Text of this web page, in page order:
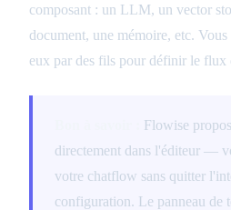
composant : un LLM, un vector
document, une mémoire, etc.
eux par des fils pour définir le flux
Flowise
directement dans l'éditeur —
votre chatflow sans quitter
configuration. Le panneau de